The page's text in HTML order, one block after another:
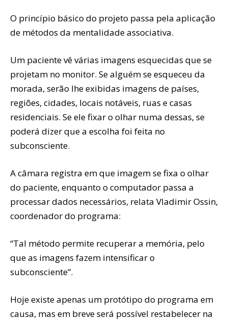
O princípio básico do projeto passa pela aplicação
de métodos da mentalidade associativa.
Um paciente vê várias imagens esquecidas que se
projetam no monitor. Se alguém se esqueceu da
morada, serão lhe exibidas imagens de países,
regiões, cidades, locais notáveis, ruas e casas
residenciais. Se ele fixar o olhar numa dessas, se
poderá dizer que a escolha foi feita no
subconsciente.
A câmara registra em que imagem se fixa o olhar
do paciente, enquanto o computador passa a
processar dados necessários, relata Vladimir Ossin,
coordenador do programa:
“Tal método permite recuperar a memória, pelo
que as imagens fazem intensificar o
subconsciente”.
Hoje existe apenas um protótipo do programa em
causa, mas em breve será possível restabelecer na